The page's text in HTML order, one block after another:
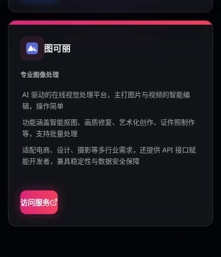
图可丽
专业图像处理
AI 驱动的在线视觉处理平台，主打图片与视频的智能编
辑，操作简单
功能涵盖智能抠图、画质修复、艺术化创作、证件照制作
等，支持批量处理
适配电商、设计、摄影等多行业需求，还提供 API 接口赋
能开发者，兼具稳定性与数据安全保障
访问服务